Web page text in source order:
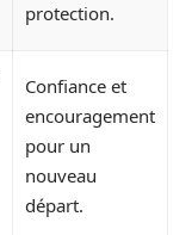
protection.
Confiance et
encouragement
pour un
nouveau
départ.